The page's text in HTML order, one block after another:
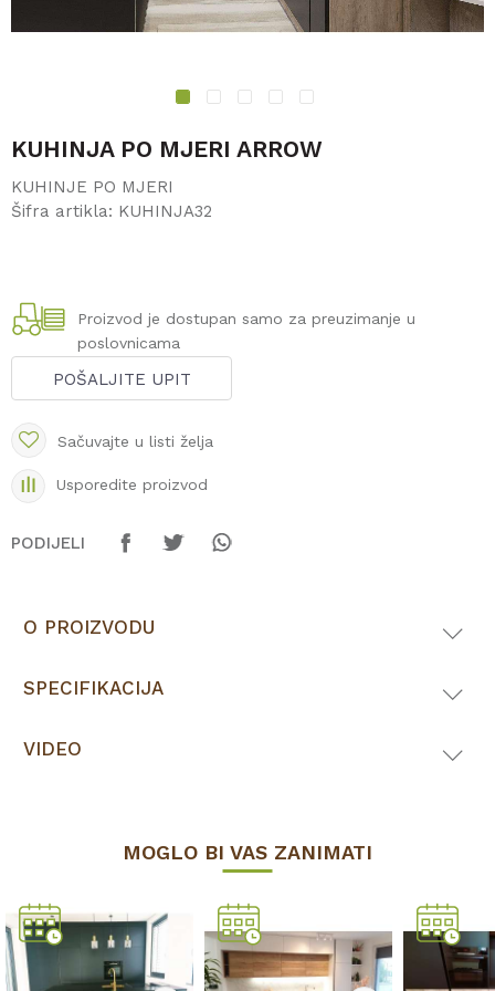
1 2 3 4 5
KUHINJA PO MJERI ARROW
KUHINJE PO MJERI
Šifra artikla: KUHINJA32
Proizvod je dostupan samo za preuzimanje u
poslovnicama
POŠALJITE UPIT
Sačuvajte u listi želja
Usporedite proizvod
PODIJELI
O PROIZVODU
SPECIFIKACIJA
VIDEO
MOGLO BI VAS ZANIMATI